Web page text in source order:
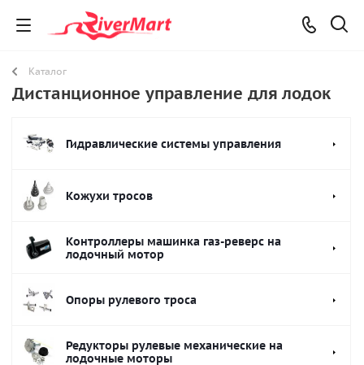
Каталог
Дистанционное управление для лодок
Гидравлические системы управления
Кожухи тросов
Контроллеры машинка газ-реверс на
лодочный мотор
Опоры рулевого троса
Редукторы рулевые механические на
лодочные моторы